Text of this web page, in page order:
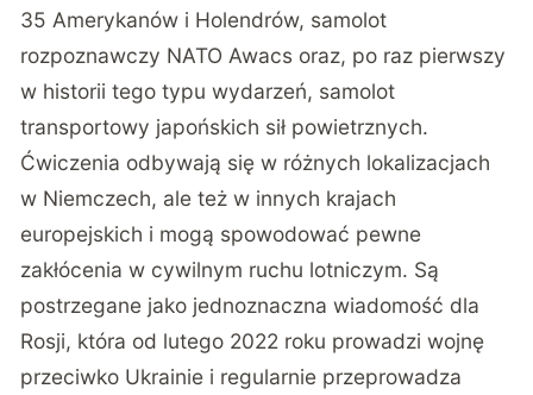
35 Amerykanów i Holendrów, samolot
rozpoznawczy NATO Awacs oraz, po raz pierwszy
w historii tego typu wydarzeń, samolot
transportowy japońskich sił powietrznych.
Ćwiczenia odbywają się w różnych lokalizacjach
w Niemczech, ale też w innych krajach
europejskich i mogą spowodować pewne
zakłócenia w cywilnym ruchu lotniczym. Są
postrzegane jako jednoznaczna wiadomość dla
Rosji, która od lutego 2022 roku prowadzi wojnę
przeciwko Ukrainie i regularnie przeprowadza